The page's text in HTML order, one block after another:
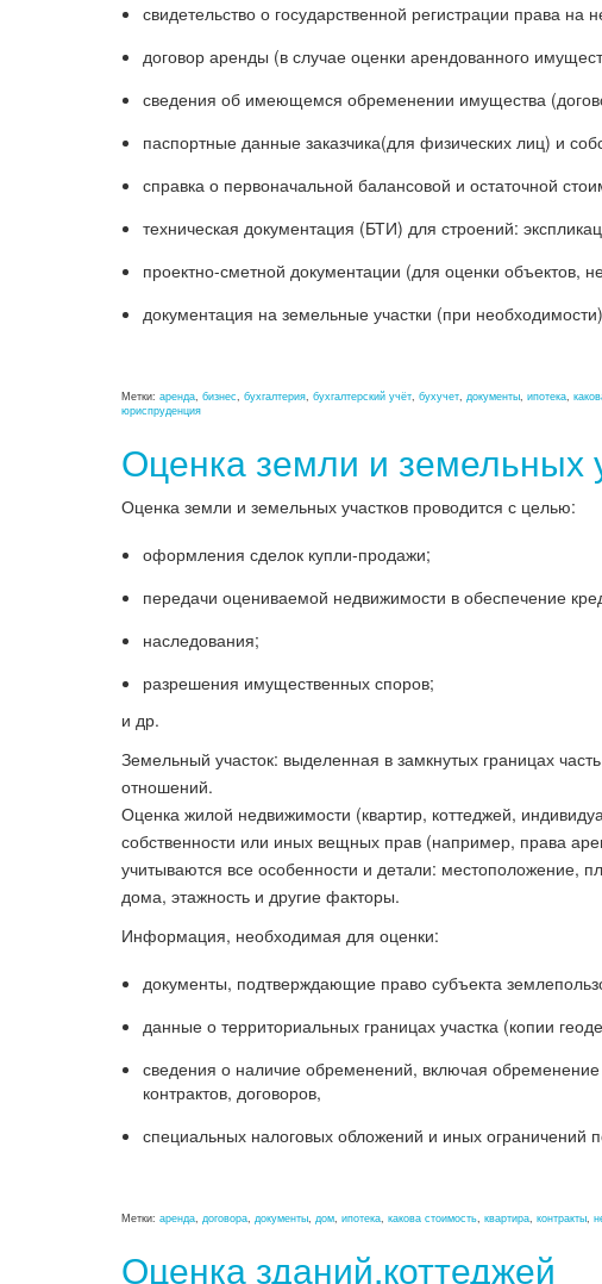
свидетельство о государственной регистрации права
договор аренды (в случае оценки арендованного
сведения об имеющемся обременении имущества
паспортные данные заказчика(для физических лиц) и
справка о первоначальной балансовой и остаточной
техническая документация (БТИ) для строений:
проектно-сметной документации (для оценки объектов,
документация на земельные участки (при
Метки: аренда, бизнес, бухгалтерия, бухгалтерский учёт, бухучет, документы, ипотека,
юриспруденция
Оценка земли и земельных
Оценка земли и земельных участков проводится с целью:
оформления сделок купли-продажи;
передачи оцениваемой недвижимости в обеспечение
наследования;
разрешения имущественных споров;
и др.
Земельный участок: выделенная в замкнутых границах
отношений.
Оценка жилой недвижимости (квартир, коттеджей,
собственности или иных вещных прав (например, права
учитываются все особенности и детали: местоположение,
дома, этажность и другие факторы.
Информация, необходимая для оценки:
документы, подтверждающие право субъекта
данные о территориальных границах участка (копии
сведения о наличие обременений, включая
контрактов, договоров,
специальных налоговых обложений и иных ограничений
Метки: аренда, договора, документы, дом, ипотека, какова стоимость, квартира, контракты,
Оценка зданий,коттеджей